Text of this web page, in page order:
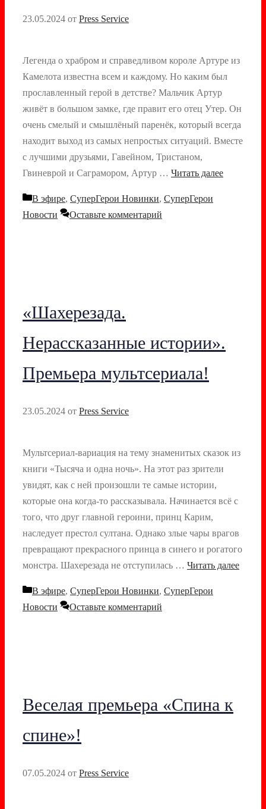
23.05.2024 от Press Service
Легенда о храбром и справедливом короле Артуре из
Камелота известна всем и каждому. Но каким был
прославленный герой в детстве? Мальчик Артур
живёт в большом замке, где правит его отец Утер. Он
очень смелый и смышлёный паренёк, который всегда
находит выход из самых непростых ситуаций. Вместе
с лучшими друзьями, Гавейном, Тристаном,
Гвиневрой и Саграмором, Артур … Читать далее
Рубрики
В эфире, СуперГерои Новинки, СуперГерои
Новости
Оставьте комментарий
«Шахерезада.
Нерассказанные истории».
Премьера мультсериала!
23.05.2024 от Press Service
Мультсериал-вариация на тему знаменитых сказок из
книги «Тысяча и одна ночь». На этот раз зрители
увидят, как с ней произошли те самые истории,
которые она когда-то рассказывала. Начинается всё с
того, что друг главной героини, принц Карим,
наследует престол султана. Однако злые чары врагов
превращают прекрасного принца в синего и рогатого
монстра. Шахерезада не отступилась … Читать далее
Рубрики
В эфире, СуперГерои Новинки, СуперГерои
Новости
Оставьте комментарий
Веселая премьера «Спина к
спине»!
07.05.2024 от Press Service